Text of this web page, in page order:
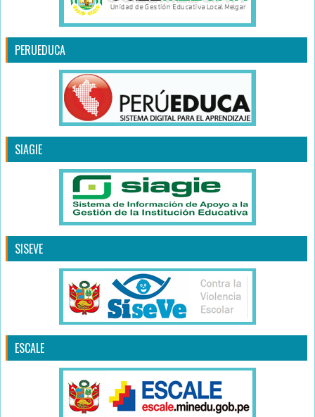
PERUEDUCA
SIAGIE
SISEVE
ESCALE